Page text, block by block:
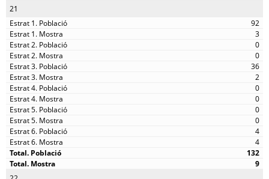
21
92
3
0
0
36
2
0
0
0
0
4
4
132
9